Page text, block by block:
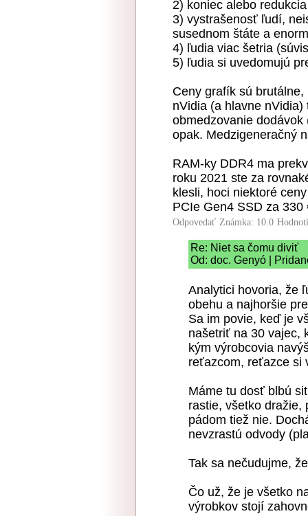
2) koniec alebo
3) vystrašenosť ľudí,
susednom štáte a
4) ľudia viac šetria
5) ľudia si uvedomujú
Ceny grafík sú
nVidia (a hlavne
obmedzovanie
opak. Medzigeneračný
RAM-ky DDR4 ma
roku 2021 ste za
klesli, hoci niektoré
PCIe Gen4 SSD za 330
Odpovedať Známka: 10.0
Re: Niet sa čomu diviť
Od: doc. Genyó |
Analytici hovoria, že
obehu a najhoršie
Sa im povie, keď je
našetriť na 30 vajec,
kým výrobcovia
reťazcom, reťazce si
Máme tu dosť blbú
rastie, všetko dražie,
pádom tiež nie.
nevzrastú odvody
Tak sa nečudujme,
Čo už, že je všetko
výrobkov stojí